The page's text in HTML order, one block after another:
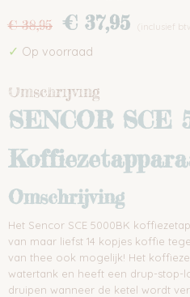
€ 38,95 € 37,95 (inclusief btw
✓ Op voorraad
Omschrijving
SENCOR SCE
Omschrijving
Het Sencor SCE 5000BK
van maar liefst 14 kopjes koffie
van thee ook mogelijk! Het
watertank en heeft een drup-stop-
druipen wanneer de ketel wordt